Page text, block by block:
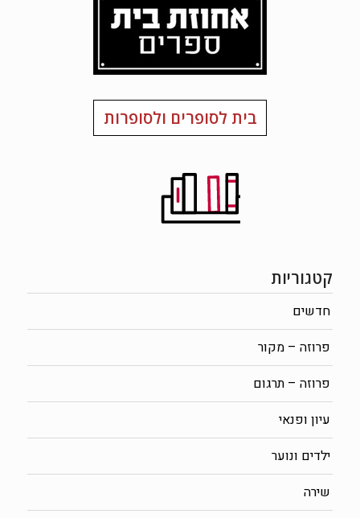
בית לסופרים ולסופרות
קטגוריות
חדשים
פרוזה – מקור
פרוזה – תרגום
עיון ופנאי
ילדים ונוער
שירה